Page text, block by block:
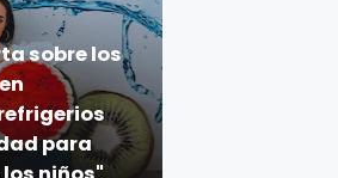
sobre los
para